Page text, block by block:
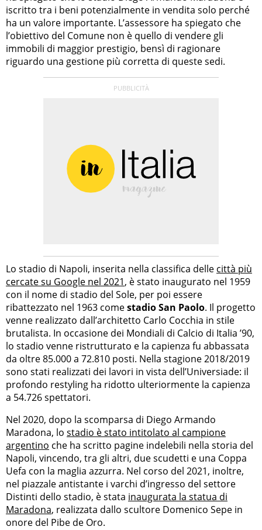
iscritto tra i beni potenzialmente in vendita solo perché
ha un valore importante. L’assessore ha spiegato che
l’obiettivo del Comune non è quello di vendere gli
immobili di maggior prestigio, bensì di ragionare
riguardo una gestione più corretta di queste sedi.
Lo stadio di Napoli, inserita nella classifica delle città più
cercate su Google nel 2021, è stato inaugurato nel 1959
con il nome di stadio del Sole, per poi essere
ribattezzato nel 1963 comestadio San Paolo. Il progetto
venne realizzato dall’architetto Carlo Cocchia in stile
brutalista. In occasione dei Mondiali di Calcio di Italia ’90,
lo stadio venne ristrutturato e la capienza fu abbassata
da oltre 85.000 a 72.810 posti. Nella stagione 2018/2019
sono stati realizzati dei lavori in vista dell’Universiade: il
profondo restyling ha ridotto ulteriormente la capienza
a 54.726 spettatori.
Nel 2020, dopo la scomparsa di Diego Armando
Maradona, lo stadio è stato intitolato al campione
argentino che ha scritto pagine indelebili nella storia del
Napoli, vincendo, tra gli altri, due scudetti e una Coppa
Uefa con la maglia azzurra. Nel corso del 2021, inoltre,
nel piazzale antistante i varchi d’ingresso del settore
Distinti dello stadio, è stata inaugurata la statua di
Maradona, realizzata dallo scultore Domenico Sepe in
onore del Pibe de Oro.